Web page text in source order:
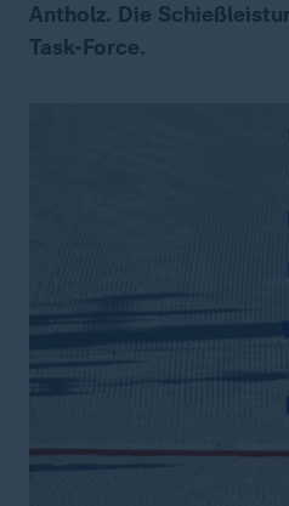
Antholz. Die
Task-Force.